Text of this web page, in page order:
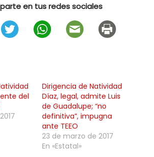
en tus redes sociales
del
Dirigencia de Natividad
Díaz, legal, admite Luis
de Guadalupe; “no
definitiva”, impugna
ante TEEO
23 de marzo de 2017
En «Estatal»